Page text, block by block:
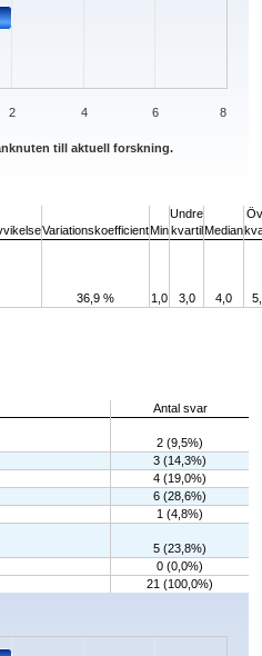
till aktuell forskning.
2 4 6 8
VariationskoefficientMin
Undre
kvartil Median
36,9 % 1,0 3,0 4,0
Antal svar
2 (9,5%)
3 (14,3%)
4 (19,0%)
6 (28,6%)
1 (4,8%)
5 (23,8%)
0 (0,0%)
21 (100,0%)